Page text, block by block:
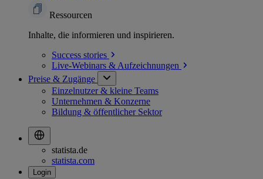
Ressourcen
Inhalte, die informieren und inspirieren.
Success stories
Live-Webinars & Aufzeichnungen
Preise & Zugänge
Einzelnutzer & kleine Teams
Unternehmen & Konzerne
Bildung & öffentlicher Sektor
statista.de
statista.com